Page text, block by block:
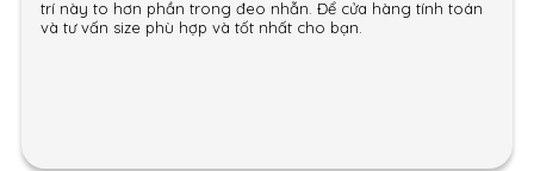
trí này to hơn phần trong đeo nhẫn. Để cửa hàng tính toán
và tư vấn size phù hợp và tốt nhất cho bạn.